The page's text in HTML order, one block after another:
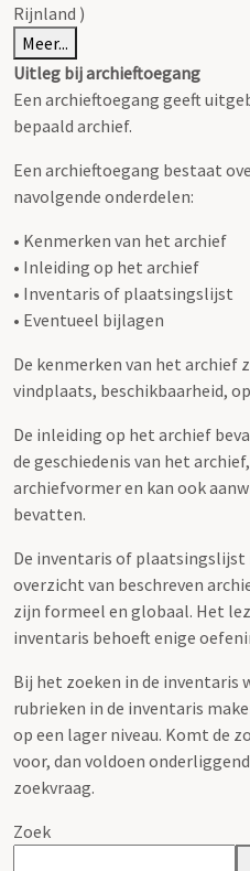
Rijnland )
Meer...
Uitleg bij archieftoegang
Een archieftoegang geeft
bepaald archief.
Een archieftoegang bestaat
navolgende onderdelen:
• Kenmerken van het archief
• Inleiding op het archief
• Inventaris of plaatsingslijst
• Eventueel bijlagen
De kenmerken van het archief
vindplaats, beschikbaarheid,
De inleiding op het archief
de geschiedenis van het
archiefvormer en kan ook
bevatten.
De inventaris of plaatsingslijst
overzicht van beschreven
zijn formeel en globaal. Het
inventaris behoeft enige
Bij het zoeken in de inventaris
rubrieken in de inventaris
op een lager niveau. Komt de
voor, dan voldoen
zoekvraag.
Zoek